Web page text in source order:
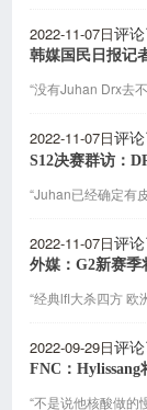
2022-11-07日评
韩媒国民日报记
“没有Juhan Drx去
2022-11-07日评
S12决赛群访：
“Juhan已经确定有
2022-11-07日评
外媒：G2新赛
“经典lfl大杀四方 欧
2022-09-29日评
FNC：
“不是说他核酸做的